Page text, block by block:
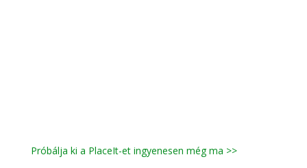
Próbálja ki a PlaceIt-et ingyenesen még ma >>